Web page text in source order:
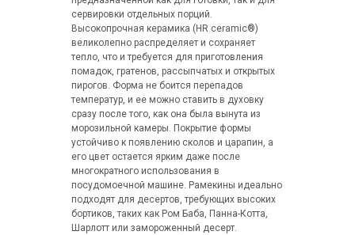
сервировки отдельных порций.
Высокопрочная керамика (HR ceramic®)
великолепно распределяет и сохраняет
тепло, что и требуется для приготовления
помадок, гратенов, рассыпчатых и открытых
пирогов. Форма не боится перепадов
температур, и ее можно ставить в духовку
сразу после того, как она была вынута из
морозильной камеры. Покрытие формы
устойчиво к появлению сколов и царапин, а
его цвет остается ярким даже после
многократного использования в
посудомоечной машине. Рамекины идеально
подходят для десертов, требующих высоких
бортиков, таких как Ром Баба, Панна-Котта,
Шарлотт или замороженный десерт.